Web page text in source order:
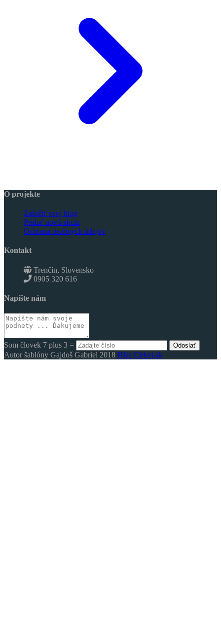
O projekte
Založiť svoj blog
Pridať novú akciu
Ochrana osobných údajov
Kontakt
Trenčín, Slovensko
0905 320 616
Napíšte nám
Som človek 7 plus 3 = Odoslať
Autor šablóny Gajdoš Gabriel 2018 Hlas Cirkvi.sk